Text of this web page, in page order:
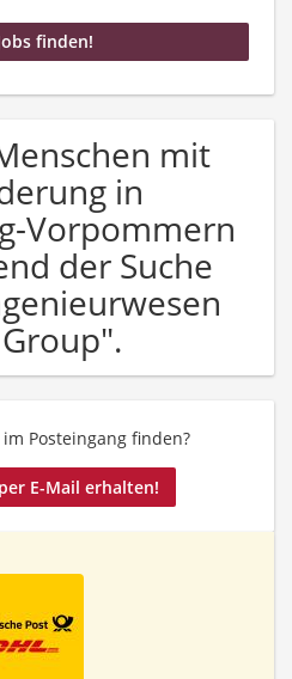
mit
in
Vorpommern
der Suche
Posteingang finden?
E-Mail erhalten!